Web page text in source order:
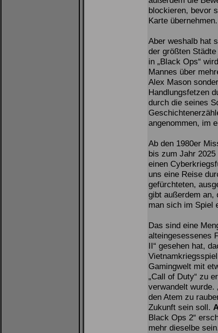
blockieren, bevor
Karte übernehmen.
Aber weshalb hat
der größten
in „Black Ops“
Mannes über
Alex Mason
Handlungsfetzen
durch die seines
angenommen, im
Ab den 1980er
bis zum Jahr
einen
uns eine Reise
gefürchteten,
gibt außerdem
man sich im Spiel
Das sind eine
alteingesessenes
II“ gesehen hat,
Gamingwelt mit
„Call of Duty“ zu
verwandelt wurde.
den Atem zu
Zukunft sein soll.
Black Ops 2“
mehr dieselbe